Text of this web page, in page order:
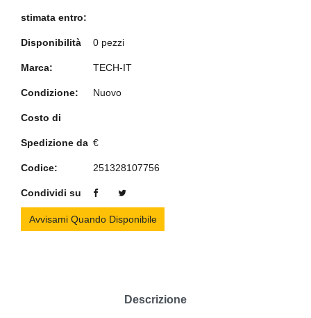
stimata entro:
Disponibilità 0 pezzi
Marca: TECH-IT
Condizione: Nuovo
Costo di
Spedizione da €
Codice: 251328107756
Condividi su
Avvisami Quando Disponibile
Descrizione